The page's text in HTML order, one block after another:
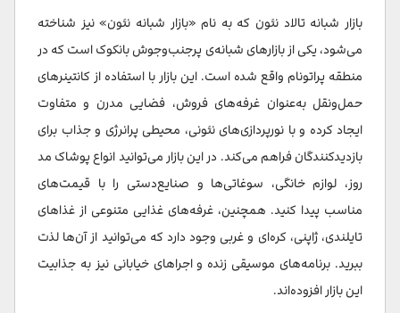
بازار شبانه تالاد نئون که به نام «بازار شبانه نئون» نیز شناخته
می‌شود، یکی از بازارهای شبانه‌ی پرجنب‌وجوش بانکوک است که در
منطقه پراتونام واقع شده است. این بازار با استفاده از کانتینرهای
حمل‌ونقل به‌عنوان غرفه‌های فروش، فضایی مدرن و متفاوت
ایجاد کرده و با نورپردازی‌های نئونی، محیطی پرانرژی و جذاب برای
بازدیدکنندگان فراهم می‌کند.​ در این بازار می‌توانید انواع پوشاک مد
روز، لوازم خانگی، سوغاتی‌ها و صنایع‌دستی را با قیمت‌های
مناسب پیدا کنید. همچنین، غرفه‌های غذایی متنوعی از غذاهای
تایلندی، ژاپنی، کره‌ای و غربی وجود دارد که می‌توانید از آن‌ها لذت
ببرید. برنامه‌های موسیقی زنده و اجراهای خیابانی نیز به جذابیت
این بازار افزوده‌اند.​